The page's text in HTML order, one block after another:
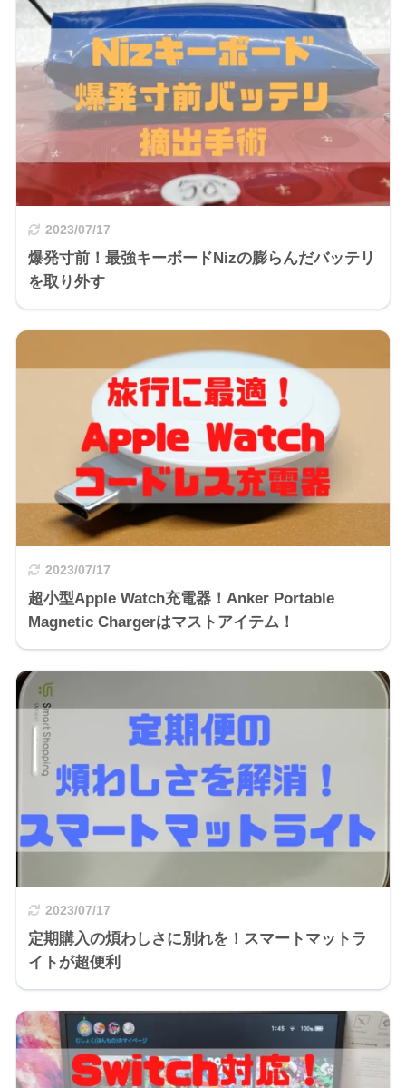
2023/07/17
爆発寸前！最強キーボードNizの膨らんだバッテリ
を取り外す
2023/07/17
超小型Apple Watch充電器！Anker Portable
Magnetic Chargerはマストアイテム！
2023/07/17
定期購入の煩わしさに別れを！スマートマットラ
イトが超便利